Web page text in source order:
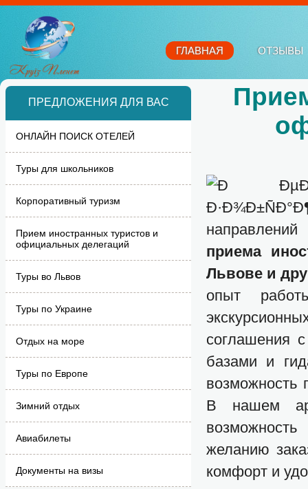
ОТЗЫВЫ
ГЛАВНАЯ
ПРЕДЛОЖЕНИЯ ДЛЯ ВАС
ОНЛАЙН ПОИСК ОТЕЛЕЙ
Туры для школьников
Корпоративный туризм
Прием иностранных туристов и
официальных делегаций
Туры во Львов
Туры по Украине
Отдых на море
Туры по Европе
Зимний отдых
Авиабилеты
Документы на визы
приема
Львове и
опыт
соглашения
базами и
возможность
В нашем
желанию
комфорт и